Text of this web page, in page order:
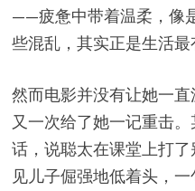
——疲惫中带着温柔，像
些混乱，其实正是生活最
然而电影并没有让她一
又一次给了她一记重击
话，说聪太在课堂上打
见儿子倔强地低着头，